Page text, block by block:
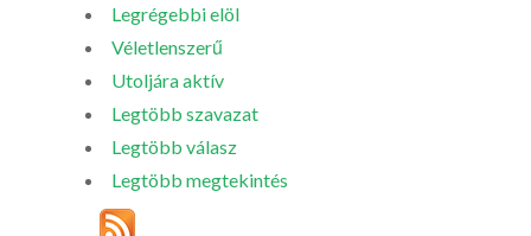
Legrégebbi elöl
Véletlenszerű
Utoljára aktív
Legtöbb szavazat
Legtöbb válasz
Legtöbb megtekintés